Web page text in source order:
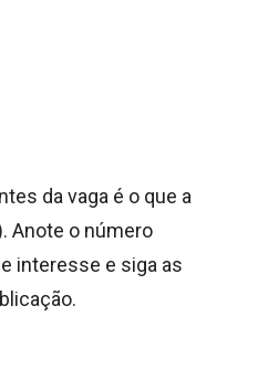
da vaga é o que a
Anote o número
interesse e siga as